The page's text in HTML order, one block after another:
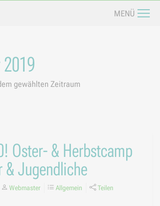
MENÜ
gewählten Zeitraum
Oster- & Herbstcamp
& Jugendliche
Webmaster Allgemein Teilen